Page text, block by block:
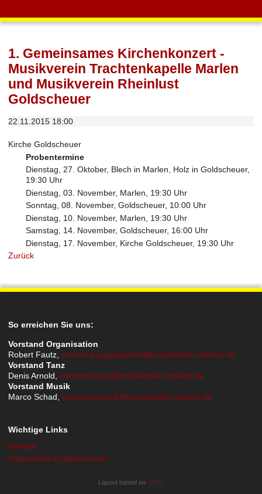
1. Gemeinsames Kirchenkonzert -
Musikverein Trachtenkapelle Marlen
und Musikverein Rheinlust
Goldscheuer
22.11.2015 18:00
Kirche Goldscheuer
Probentermine
Dienstag, 27. Oktober, Blech in Marlen, Holz in Goldscheuer,
19:30 Uhr
Dienstag, 03. November, Marlen, 19:30 Uhr
Sonntag, 08. November, Goldscheuer, 10:00 Uhr
Dienstag, 10. November, Marlen, 19:30 Uhr
Samstag, 14. November, Goldscheuer, 16:00 Uhr
Dienstag, 17. November, Kirche Goldscheuer, 19:30 Uhr
Zurück
So erreichen Sie uns:
Vorstand Organisation
Robert Fautz, vorstand-organisation@musikverein-marlen.de
Vorstand Tanz
Denis Arnold, vorstand-tanz@musikverein-marlen.de
Vorstand Musik
Marco Schad, vorstand-musik@musikverein-marlen.de
Wichtige Links
Kontakt
Impressum & Datenschutz
Layout based on YAML